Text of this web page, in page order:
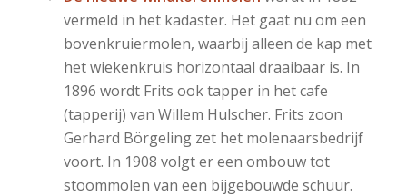
vermeld in het kadaster. Het gaat nu om een
bovenkruiermolen, waarbij alleen de kap met
het wiekenkruis horizontaal draaibaar is. In
1896 wordt Frits ook tapper in het cafe
(tapperij) van Willem Hulscher. Frits zoon
Gerhard Börgeling zet het molenaarsbedrijf
voort. In 1908 volgt er een ombouw tot
stoommolen van een bijgebouwde schuur.